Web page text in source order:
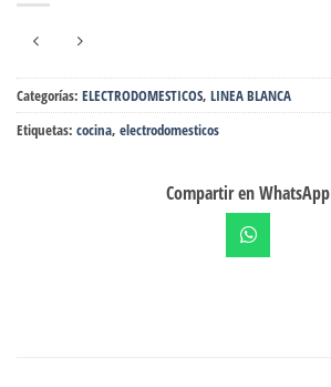
Categorías: ELECTRODOMESTICOS, LINEA BLANCA
Etiquetas: cocina, electrodomesticos
Compartir en WhatsApp